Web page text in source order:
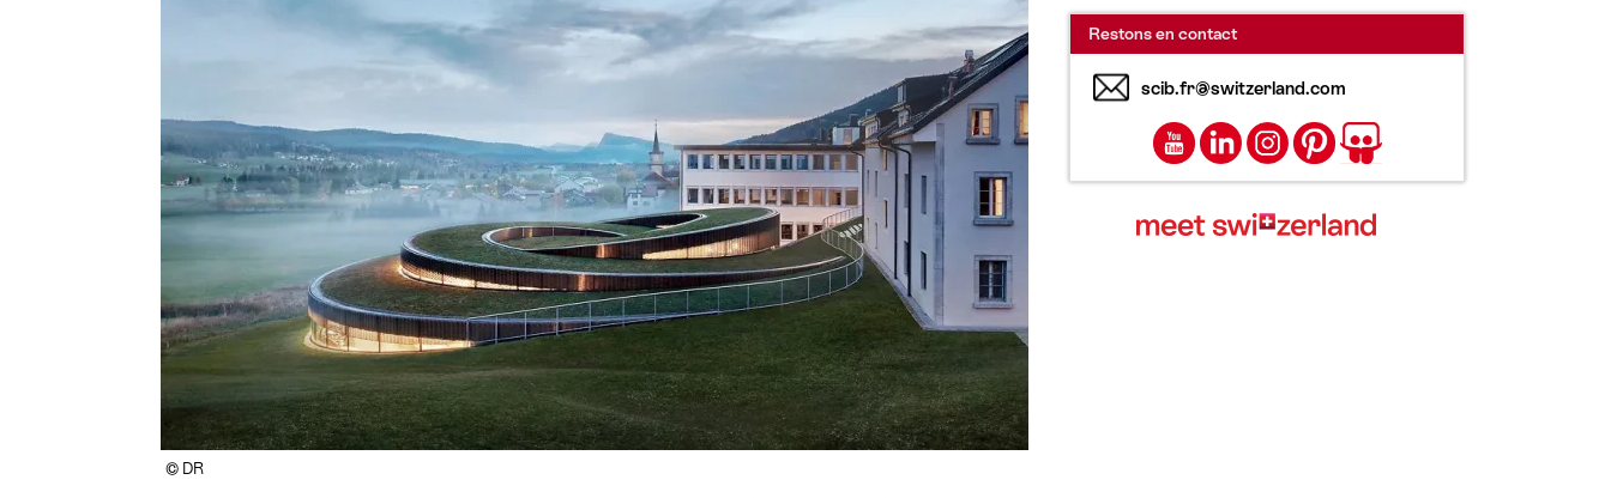
© DR
Restons en contact
scib.fr@switzerland.com